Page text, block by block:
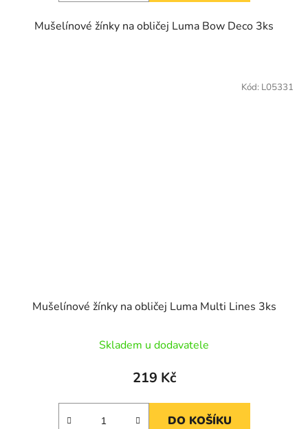
Mušelínové žínky na obličej Luma Bow Deco 3ks
Mušelínové žínky na obličej Luma Multi Lines 3ks
Skladem u dodavatele
219 Kč
DO KOŠÍKU
Kód: L05331